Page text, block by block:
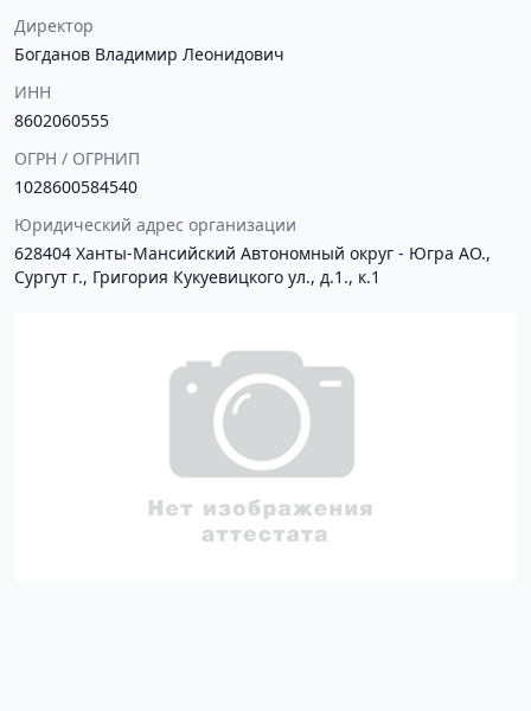
Директор
Богданов Владимир Леонидович
ИНН
8602060555
ОГРН / ОГРНИП
1028600584540
Юридический адрес организации
628404 Ханты-Мансийский Автономный округ - Югра АО.,
Сургут г., Григория Кукуевицкого ул., д.1., к.1